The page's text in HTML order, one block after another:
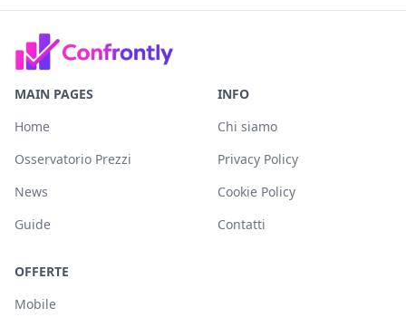
MAIN PAGES
Home
Osservatorio Prezzi
News
Guide
INFO
Chi siamo
Privacy Policy
Cookie Policy
Contatti
OFFERTE
Mobile